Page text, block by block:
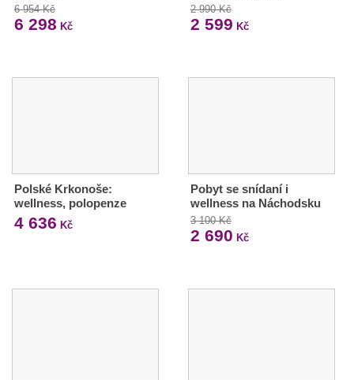
6 954 Kč
6 298 Kč
2 990 Kč
2 599 Kč
Polské Krkonoše:
wellness, polopenze
4 636 Kč
Pobyt se snídaní i
wellness na Náchodsku
3 100 Kč
2 690 Kč